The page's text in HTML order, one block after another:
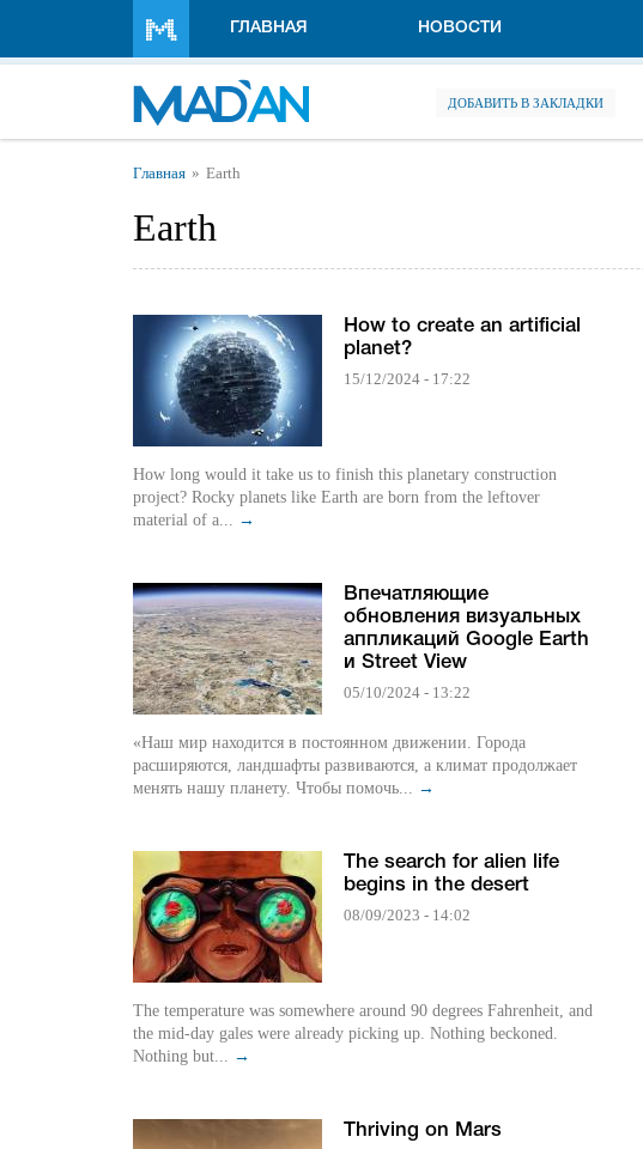
ГЛАВНАЯ НОВОСТИ
ДОБАВИТЬ В ЗАКЛАДКИ
Вы здесь
Главная Earth
Earth
How to create an artificial
planet?
15/12/2024 - 17:22
How long would it take us to finish this planetary construction
project? Rocky planets like Earth are born from the leftover
material of a... →
Впечатляющие
обновления визуальных
аппликаций Google Earth
и Street View
05/10/2024 - 13:22
«Наш мир находится в постоянном движении. Города
расширяются, ландшафты развиваются, а климат продолжает
менять нашу планету. Чтобы помочь... →
The search for alien life
begins in the desert
08/09/2023 - 14:02
The temperature was somewhere around 90 degrees Fahrenheit, and
the mid-day gales were already picking up. Nothing beckoned.
Nothing but... →
Thriving on Mars